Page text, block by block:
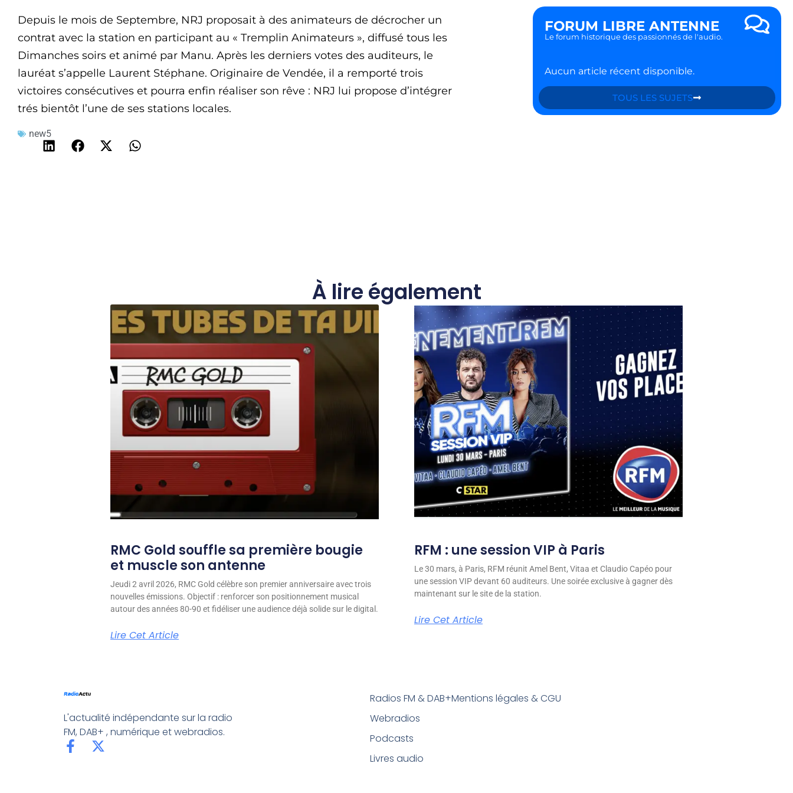
Depuis le mois de Septembre, NRJ proposait à des animateurs de décrocher un
contrat avec la station en participant au « Tremplin Animateurs », diffusé tous les
Dimanches soirs et animé par Manu. Après les derniers votes des auditeurs, le
lauréat s’appelle Laurent Stéphane. Originaire de Vendée, il a remporté trois
victoires consécutives et pourra enfin réaliser son rêve : NRJ lui propose d’intégrer
trés bientôt l’une de ses stations locales.
new5
FORUM LIBRE ANTENNE
Le forum historique des passionnés de l'audio.
Aucun article récent disponible.
TOUS LES SUJETS
À lire également
RMC Gold souffle sa première bougie
et muscle son antenne
Jeudi 2 avril 2026, RMC Gold célèbre son premier anniversaire avec trois
nouvelles émissions. Objectif : renforcer son positionnement musical
autour des années 80-90 et fidéliser une audience déjà solide sur le digital.
Lire Cet Article
RFM : une session VIP à Paris
Le 30 mars, à Paris, RFM réunit Amel Bent, Vitaa et Claudio Capéo pour
une session VIP devant 60 auditeurs. Une soirée exclusive à gagner dès
maintenant sur le site de la station.
Lire Cet Article
L'actualité indépendante sur la radio
FM, DAB+ , numérique et webradios.
Radios FM & DAB+
Webradios
Podcasts
Livres audio
Mentions légales & CGU